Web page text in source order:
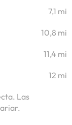
7,1 mi
10,8 mi
11,4 mi
12 mi
Las